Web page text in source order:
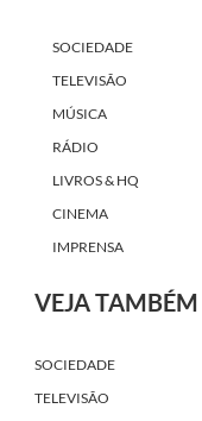
SOCIEDADE
TELEVISÃO
MÚSICA
RÁDIO
LIVROS & HQ
CINEMA
IMPRENSA
VEJA TAMBÉM
SOCIEDADE
TELEVISÃO